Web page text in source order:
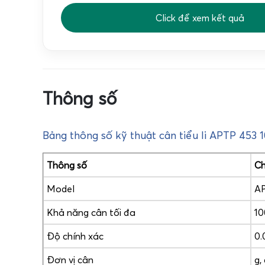
Trong thế giới cân điện tử, sự chính xác là yếu tố
bật với tiêu chuẩn chính xác cực cao mà còn sở
Chính vì thế, sản phẩm này đang chiếm lĩnh thị
Điện Tử Gia Phát.
Click để xem kết quả
Thông số
Bảng thông số kỹ thuật cân tiểu li APTP 453
Thông số
Model
Khả năng cân tối đa
Độ chính xác
Đơn vị cân
g,